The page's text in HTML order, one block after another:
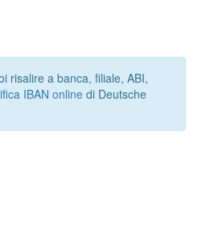
risalire a banca, filiale, ABI,
IBAN online di Deutsche